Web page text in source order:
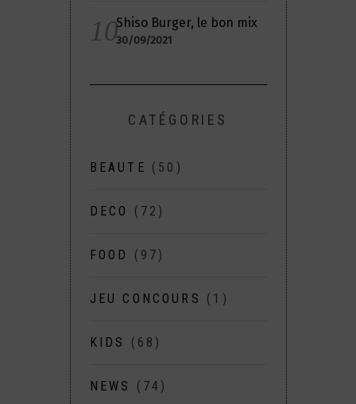
Shiso Burger, le bon mix
30/09/2021
CATÉGORIES
BEAUTE (50)
DECO (72)
FOOD (97)
JEU CONCOURS (1)
KIDS (68)
NEWS (74)